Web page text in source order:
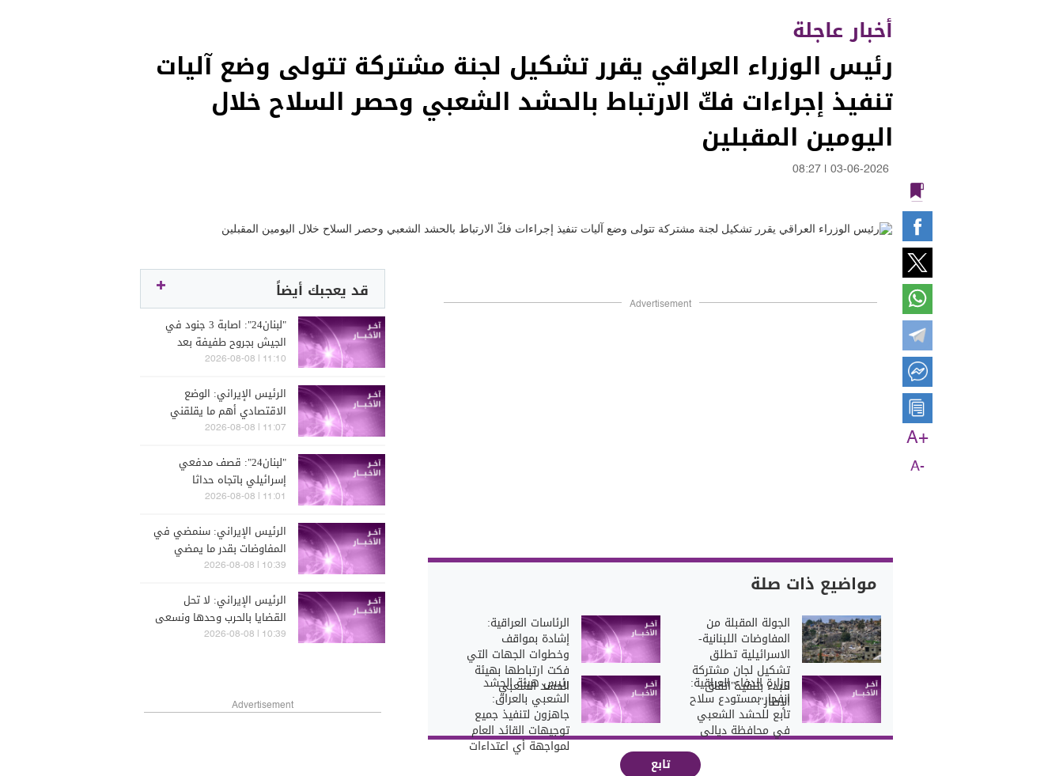
أخبار عاجلة
رئيس الوزراء العراقي يقرر تشكيل لجنة مشتركة تتولى وضع آليات
تنفيذ إجراءات فكّ الارتباط بالحشد الشعبي وحصر السلاح خلال
اليومين المقبلين
03-06-2026
08:27
A+
A-
Advertisement
مواضيع ذات صلة
الجولة المقبلة من
المفاوضات اللبنانية-
الاسرائيلية تطلق
تشكيل لجان مشتركة
للبدء بتنفيذ"اتفاق
الإطار"
الرئاسات العراقية:
إشادة بمواقف
وخطوات الجهات التي
فكت ارتباطها بهيئة
الحشد الشعبي وزارة الدفاع العراقية:
انفجار بمستودع سلاح
تابع للحشد الشعبي
في محافظة ديالى
رئيس هيئة الحشد
الشعبي بالعراق:
جاهزون لتنفيذ جميع
توجيهات القائد العام
لمواجهة أي اعتداءات
تابع
قد يعجبك أيضاً
"لبنان24": اصابة 3 جنود في
الجيش بجروح طفيفة بعد
انفجار صاعق أثناء عملهم على
الغربية
11:10 | 2026-08-08
الرئيس الإيراني: الوضع
الاقتصادي أهم ما يقلقني
في ظروف اللا حرب واللا سلم
11:07 | 2026-08-08
"لبنان24": قصف مدفعي
إسرائيلي باتجاه حداثا
11:01 | 2026-08-08
الرئيس الإيراني: سنمضي في
المفاوضات بقدر ما يمضي
الطرف الآخر وإذا لم يبد أي
10:39 | 2026-08-08
الرئيس الإيراني: لا تحل
القضايا بالحرب وحدها ونسعى
إلى المضي في مسار السلام
10:39 | 2026-08-08
Advertisement